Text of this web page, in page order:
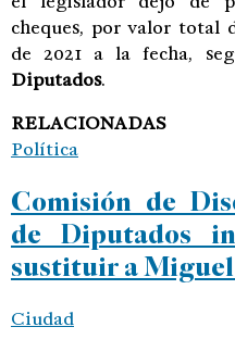
cheques, por valor total
de 2021 a la fecha,
Diputados.
RELACIONADAS
Política
Comisión de
de Diputados
sustituir a
Ciudad